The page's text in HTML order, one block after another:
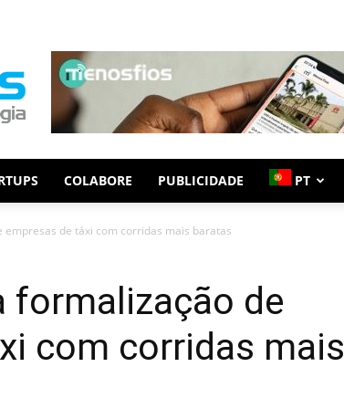
COLABORE PUBLICIDADE PT
de táxi com corridas mais baratas
formalização de
com corridas mais